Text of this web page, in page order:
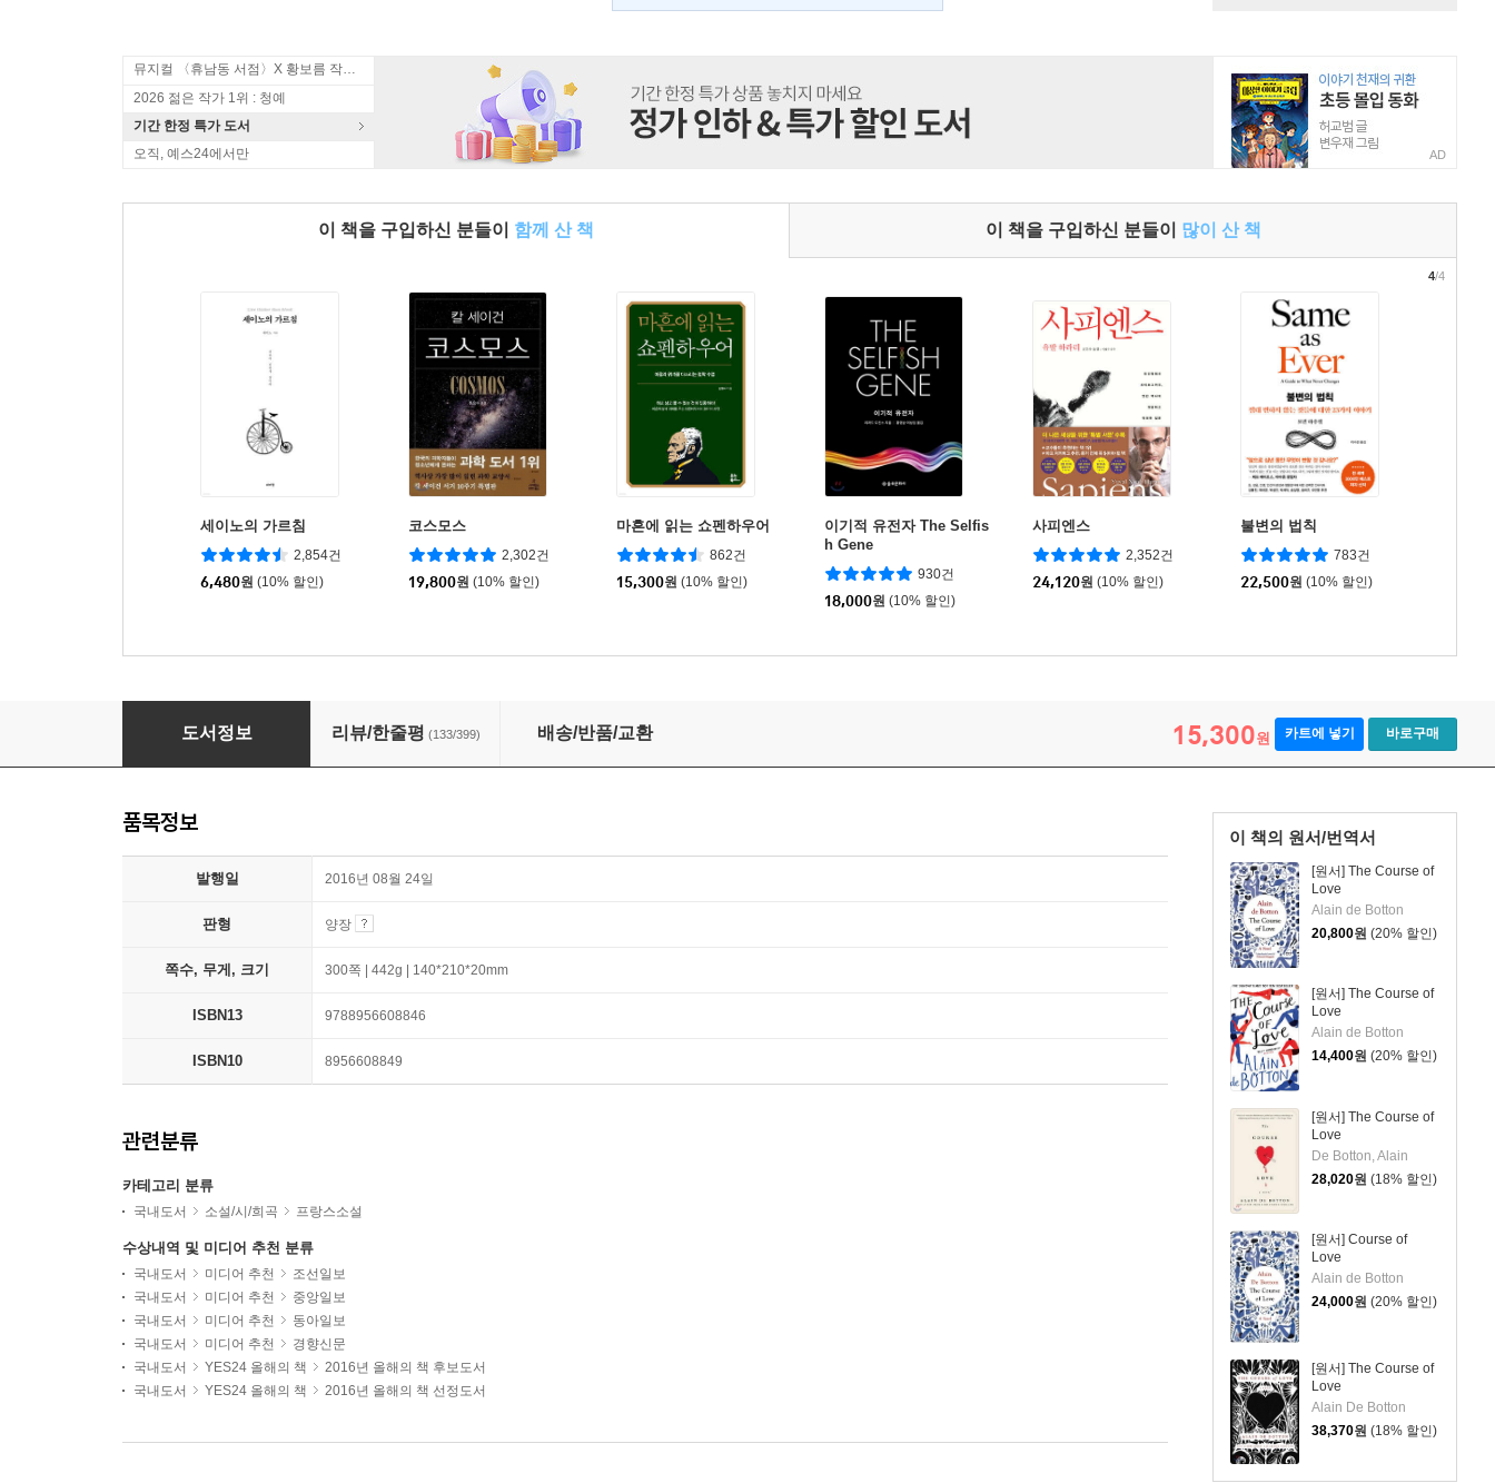
뮤지컬 〈휴남동 서점〉X 황보름 작가 북토크
2026 젊은 작가 1위 : 청예
기간 한정 특가 도서
오직, 예스24에서만
AD
이 책을 구입하신 분들이 함께 산 책 이 책을 구입하신 분들이 많이 산 책
세이노의 가르침
2,854건
6,480원 (10% 할인)
코스모스
2,302건
19,800원 (10% 할인)
마흔에 읽는 쇼펜하우어
862건
15,300원 (10% 할인)
이기적 유전자 The Selfis
h Gene
930건
18,000원 (10% 할인)
사피엔스
2,352건
24,120원 (10% 할인)
불변의 법칙
783건
22,500원 (10% 할인)
4/4
낭만적 연애와 그 후의 일상
도서정보 리뷰/한줄평 (133/399) 배송/반품/교환 15,300원 카트에 넣기 바로구매
이 책의 원서/번역서
[원서] The Course of
Love
Alain de Botton
20,800원 (20% 할인)
[원서] The Course of
Love
Alain de Botton
14,400원 (20% 할인)
[원서] The Course of
Love
De Botton, Alain
28,020원 (18% 할인)
[원서] Course of
Love
Alain de Botton
24,000원 (20% 할인)
[원서] The Course of
Love
Alain De Botton
38,370원 (18% 할인)
품목정보
발행일 2016년 08월 24일
판형 양장
쪽수, 무게, 크기 300쪽 | 442g | 140*210*20mm
ISBN13 9788956608846
ISBN10 8956608849
관련분류
카테고리 분류
국내도서 소설/시/희곡 프랑스소설
수상내역 및 미디어 추천 분류
국내도서 미디어 추천
조선일보
국내도서
미디어 추천
중앙일보
국내도서
미디어 추천
동아일보
국내도서
미디어 추천
경향신문
국내도서
YES24 올해의 책
2016년 올해의 책 후보도서
국내도서
YES24 올해의 책 2016년 올해의 책 선정도서